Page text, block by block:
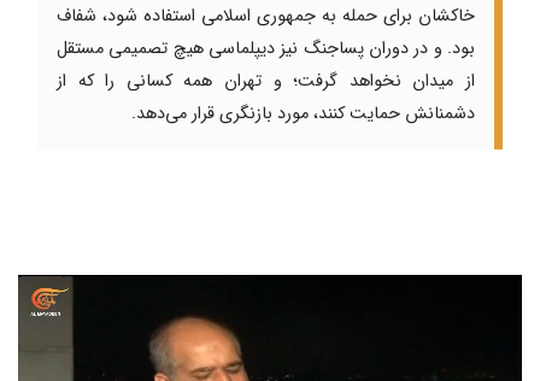
خاکشان برای حمله به جمهوری اسلامی استفاده شود، شفاف
بود. و در دوران پساجنگ نیز دیپلماسی هیچ تصمیمی مستقل
از میدان نخواهد گرفت؛ و تهران همه کسانی را که از
دشمنانش حمایت کنند، مورد بازنگری قرار می‌دهد.